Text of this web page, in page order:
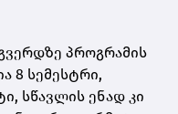
პროგრამის
8 სემესტრი,
სწავლის ენად კი